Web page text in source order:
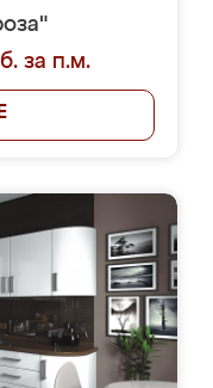
за п.м.